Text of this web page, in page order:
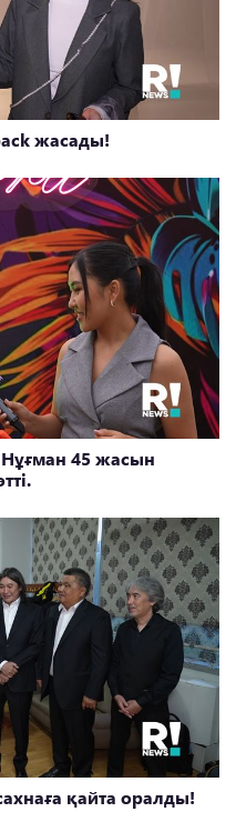
жасады!
45 жасын
қайта оралды!